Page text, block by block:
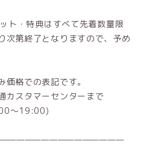
ト・特典はすべて先着数量限
次第終了となりますので、予め
格での表記です。
カスタマーセンターまで
～19:00)